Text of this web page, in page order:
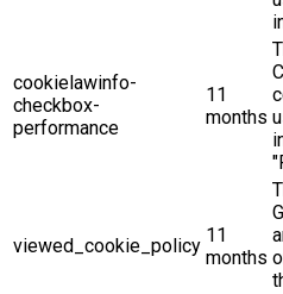
cookielawinfo-
checkbox-
performance
11
months
viewed_cookie_policy 11
months